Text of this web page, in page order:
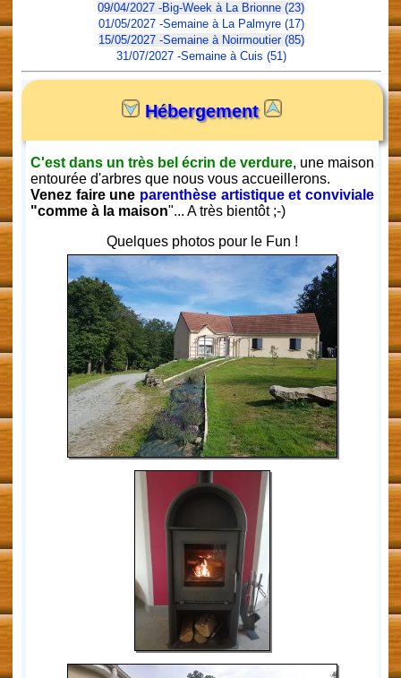
09/04/2027 -Big-Week à La Brionne (23)
01/05/2027 -Semaine à La Palmyre (17)
15/05/2027 -Semaine à Noirmoutier (85)
31/07/2027 -Semaine à Cuis (51)
Hébergement
C'est dans un très bel écrin de verdure, une maison
entourée d'arbres que nous vous accueillerons.
Venez faire une parenthèse artistique et conviviale
"comme à la maison"... A très bientôt ;-)
Quelques photos pour le Fun !